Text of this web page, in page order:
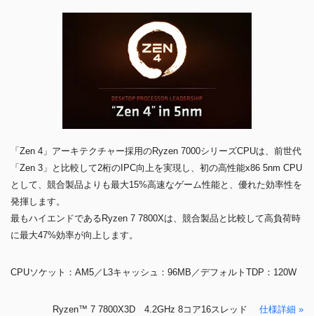
「Zen 4」アーキテクチャー採用のRyzen 7000シリーズCPUは、前世代
「Zen 3」と比較して2桁のIPC向上を実現し、初の高性能x86 5nm CPU
として、競合製品よりも最大15%高速なゲーム性能と、優れた効率性を
発揮します。
最もハイエンドであるRyzen 7 7800Xは、競合製品と比較して高負荷時
に最大47%効率が向上します。
CPUソケット：AM5／L3キャッシュ：96MB／デフォルトTDP：120W
Ryzen™ 7 7800X3D 4.2GHz 8コア16スレッド 仕様詳細 »